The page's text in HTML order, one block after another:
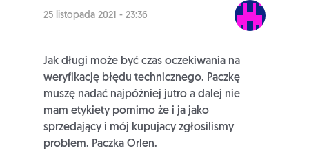
25 listopada 2021 - 23:36
Jak długi może być czas oczekiwania na
weryfikację błędu technicznego. Paczkę
muszę nadać najpóżniej jutro a dalej nie
mam etykiety pomimo że i ja jako
sprzedający i mój kupujacy zgłosilismy
problem. Paczka Orlen.